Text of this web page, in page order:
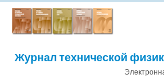
Журнал технической